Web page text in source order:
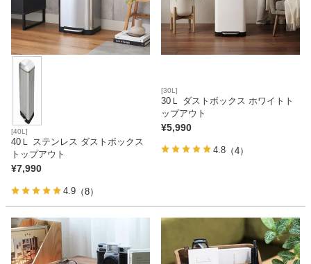
[40L]
40Ｌ ステンレス ダストボックス
トップアウト
¥7,990
4.9 （8）
[30L]
30Ｌ ダストボックス ホワイトト
ップアウト
¥5,990
4.8 （4）